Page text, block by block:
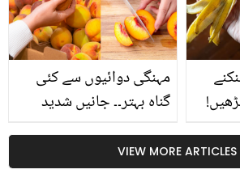
حقیقت کیا ہے اور افواہ
کیا؟
مہنگی دوائیوں سے کئی
گناہ بہتر۔۔ جانیں شدید
کیوں کھانا چاہیے؟
VIEW MORE ARTICLES